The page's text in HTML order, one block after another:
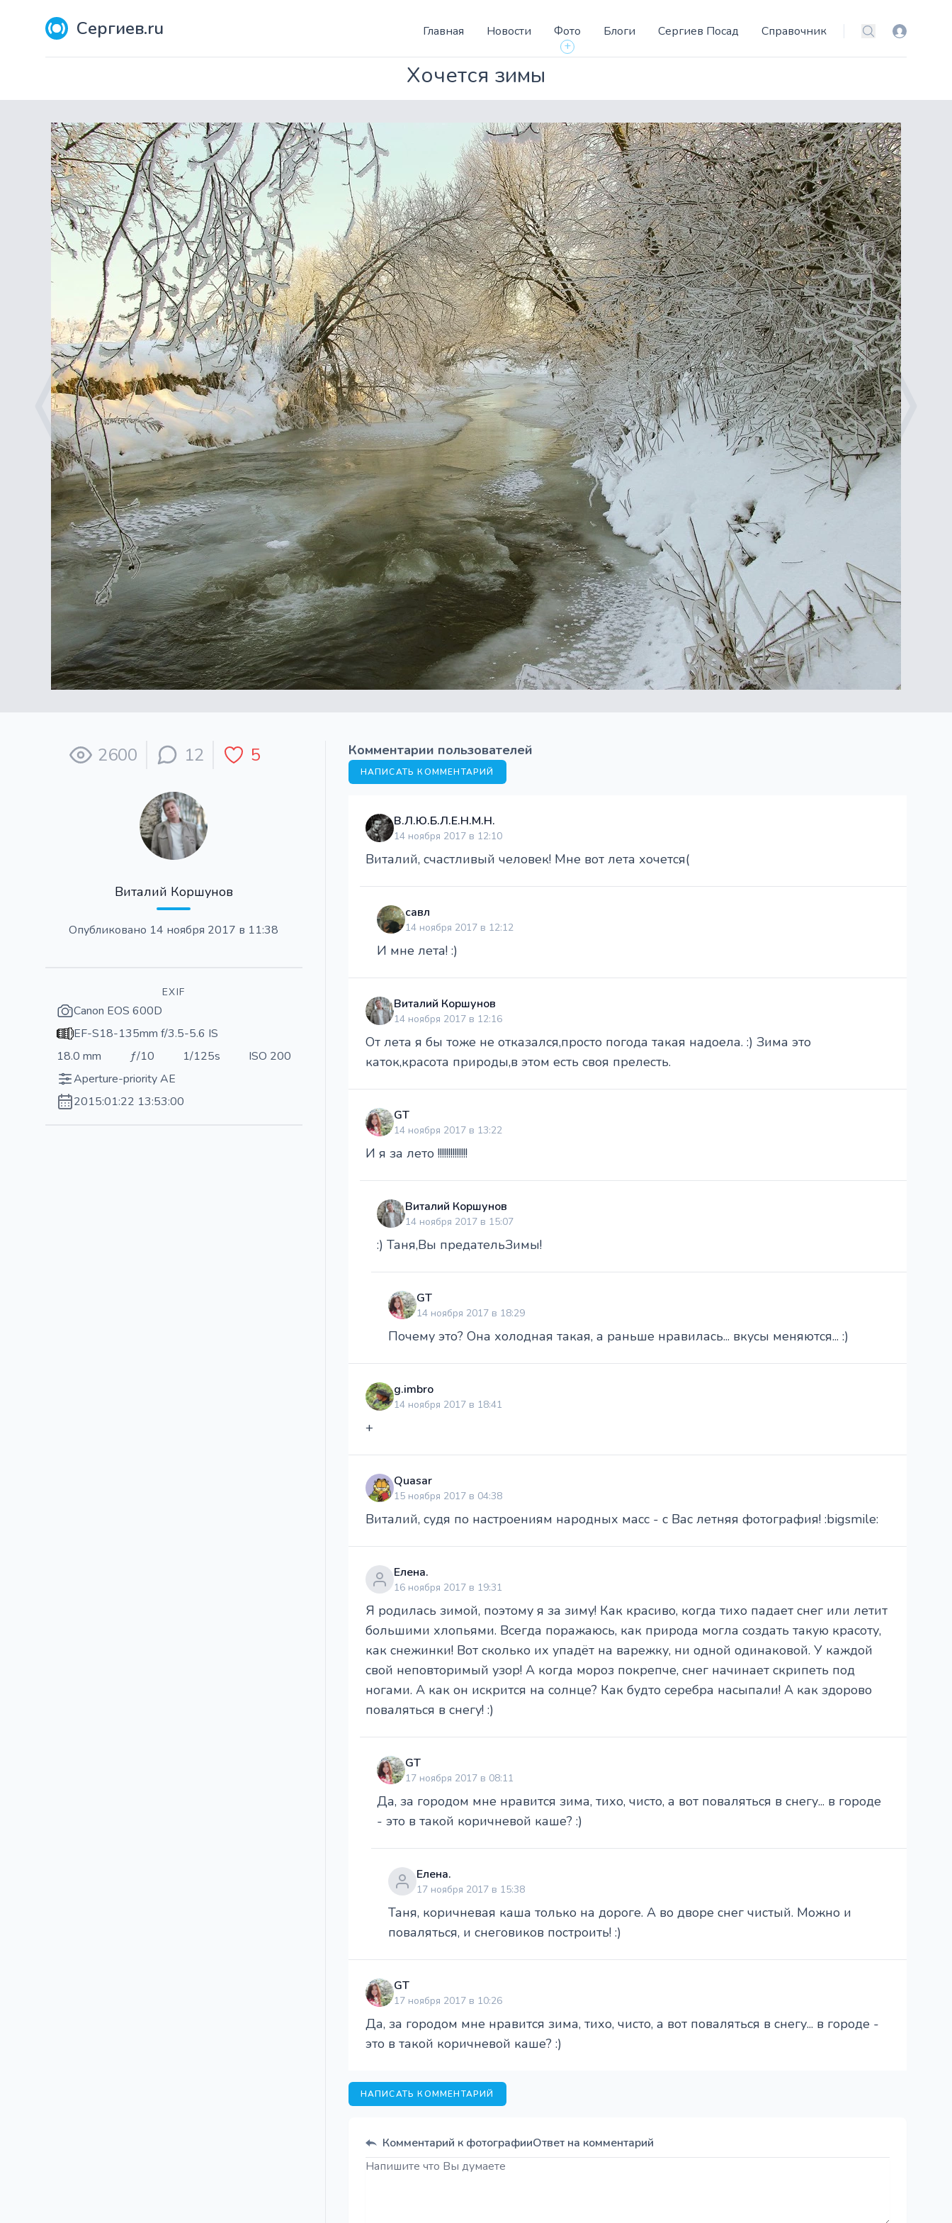
Сергиев.ru Главная Новости
Фото
+
Блоги Сергиев Посад Справочник Поиск Вход
Хочется зимы
2600 12 5
Виталий Коршунов
Опубликовано 14 ноября 2017 в 11:38
EXIF
Canon EOS 600D
EF-S18-135mm f/3.5-5.6 IS
18.0 mm
ƒ/10 1/125s
ISO 200
Aperture-priority AE
2015:01:22 13:53:00
Комментарии пользователей
НАПИСАТЬ КОММЕНТАРИЙ
В.Л.Ю.Б.Л.Е.Н.М.Н.
14 ноября 2017 в 12:10
Виталий, счастливый человек! Мне вот лета хочется(
савл
14 ноября 2017 в 12:12
И мне лета! :)
Виталий Коршунов
14 ноября 2017 в 12:16
От лета я бы тоже не отказался,просто погода такая надоела. :) Зима это
каток,красота природы,в этом есть своя прелесть.
GT
14 ноября 2017 в 13:22
И я за лето !!!!!!!!!!!!!!
Виталий Коршунов
14 ноября 2017 в 15:07
:) Таня,Вы предательЗимы!
GT
14 ноября 2017 в 18:29
Почему это? Она холодная такая, а раньше нравилась... вкусы меняются... :)
g.imbro
14 ноября 2017 в 18:41
+
Quasar
15 ноября 2017 в 04:38
Виталий, судя по настроениям народных масс - с Вас летняя фотография! :bigsmile:
Елена.
16 ноября 2017 в 19:31
Я родилась зимой, поэтому я за зиму! Как красиво, когда тихо падает снег или летит
большими хлопьями. Всегда поражаюсь, как природа могла создать такую красоту,
как снежинки! Вот сколько их упадёт на варежку, ни одной одинаковой. У каждой
свой неповторимый узор! А когда мороз покрепче, снег начинает скрипеть под
ногами. А как он искрится на солнце? Как будто серебра насыпали! А как здорово
поваляться в снегу! :)
GT
17 ноября 2017 в 08:11
Да, за городом мне нравится зима, тихо, чисто, а вот поваляться в снегу... в городе
- это в такой коричневой каше? :)
Елена.
17 ноября 2017 в 15:38
Таня, коричневая каша только на дороге. А во дворе снег чистый. Можно и
поваляться, и снеговиков построить! :)
GT
17 ноября 2017 в 10:26
Да, за городом мне нравится зима, тихо, чисто, а вот поваляться в снегу... в городе -
это в такой коричневой каше? :)
НАПИСАТЬ КОММЕНТАРИЙ
Комментарий к фотографииОтвет на комментарий